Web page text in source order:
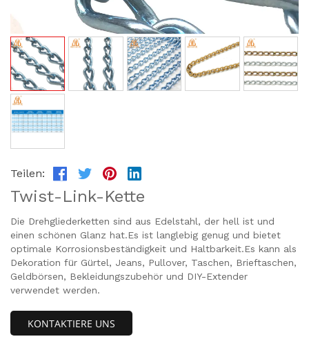
Teilen:
Twist-Link-Kette
Die Drehgliederketten sind aus Edelstahl, der hell ist und
einen schönen Glanz hat.Es ist langlebig genug und bietet
optimale Korrosionsbeständigkeit und Haltbarkeit.Es kann als
Dekoration für Gürtel, Jeans, Pullover, Taschen, Brieftaschen,
Geldbörsen, Bekleidungszubehör und DIY-Extender
verwendet werden.
KONTAKTIERE UNS